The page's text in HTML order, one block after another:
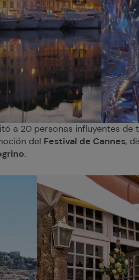
a 20 personas influyentes de
del Festival de Cannes,
.